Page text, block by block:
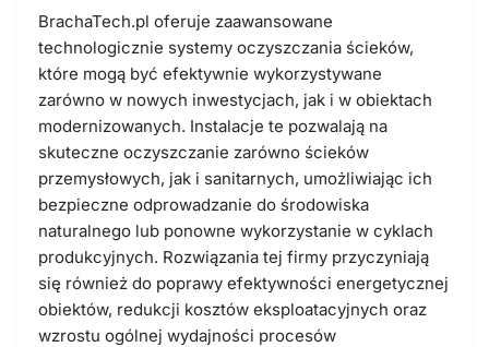
BrachaTech.pl oferuje zaawansowane
technologicznie systemy oczyszczania ścieków,
które mogą być efektywnie wykorzystywane
zarówno w nowych inwestycjach, jak i w obiektach
modernizowanych. Instalacje te pozwalają na
skuteczne oczyszczanie zarówno ścieków
przemysłowych, jak i sanitarnych, umożliwiając ich
bezpieczne odprowadzanie do środowiska
naturalnego lub ponowne wykorzystanie w cyklach
produkcyjnych. Rozwiązania tej firmy przyczyniają
się również do poprawy efektywności energetycznej
obiektów, redukcji kosztów eksploatacyjnych oraz
wzrostu ogólnej wydajności procesów